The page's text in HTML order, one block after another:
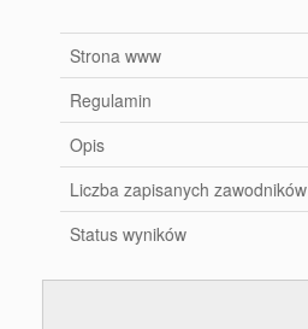
Strona www
Regulamin
Opis
Liczba zapisanych zawodników
Status wyników